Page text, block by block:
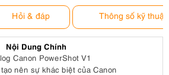
Hỏi & đáp Thông số kỹ thuật
Nội Dung Chính
Canon PowerShot V1
nên sự khác biệt của Canon